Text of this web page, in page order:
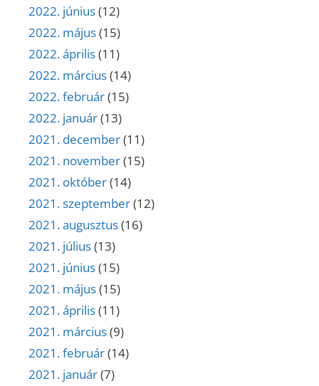
2022. június(12)
2022. május(15)
2022. április(11)
2022. március(14)
2022. február(15)
2022. január(13)
2021. december(11)
2021. november(15)
2021. október(14)
2021. szeptember(12)
2021. augusztus(16)
2021. július(13)
2021. június(15)
2021. május(15)
2021. április(11)
2021. március(9)
2021. február(14)
2021. január(7)